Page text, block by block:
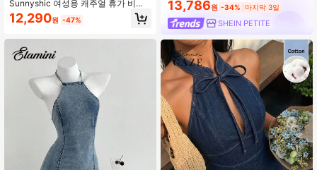
Sunnyshic 여성용 캐주얼 휴가 비대
칭 밑단 등받이 없는 홀터넥 데님 드레
스
12,290원 -47%
13,786원 -34% 마지막 3일
SHEIN PETITE